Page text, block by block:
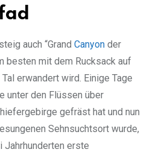
auch “Grand Canyon der
besten mit dem Rucksack auf
erwandert wird. Einige Tage
unter den Flüssen über
gefräst hat und nun
Sehnsuchtsort wurde,
Jahrhunderten erste